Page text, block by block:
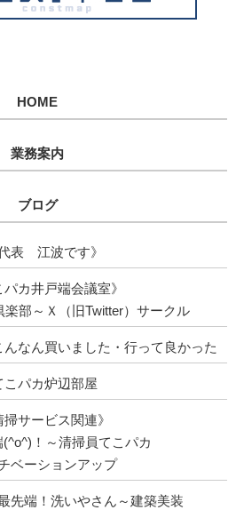
HOME
業務案内
ブログ
代表 江波です》
パカ井戸端会議室》
楽部～Ｘ（旧Twitter）サークル
なん買いました・行って良かった
こパカ炉辺部屋
掃サービス関連》
！～清掃員てこパカ
ベーションアップ
先端！洗いやさん～建築美装